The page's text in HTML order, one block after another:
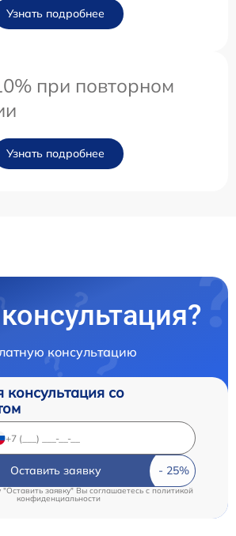
Узнать подробнее
при повторном
Узнать подробнее
консультацию
консультация со
Оставить заявку
заявку" Вы соглашаетесь c политикой
конфиденциальности